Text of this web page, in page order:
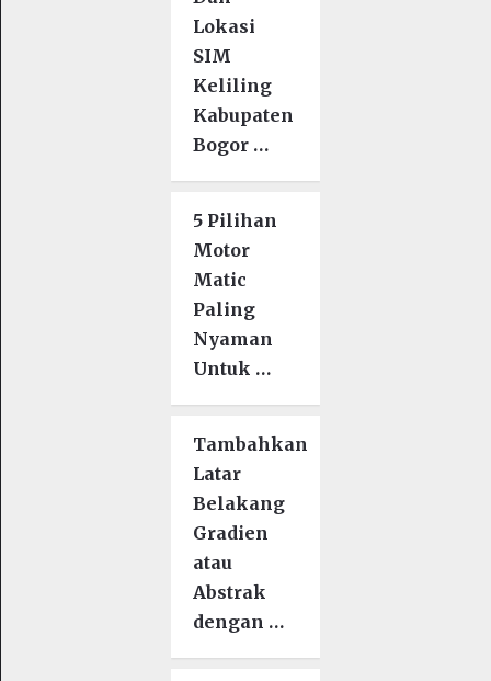
Lokasi
SIM
Keliling
Kabupaten
Bogor …
5 Pilihan
Motor
Matic
Paling
Nyaman
Untuk …
Tambahkan
Latar
Belakang
Gradien
atau
Abstrak
dengan …